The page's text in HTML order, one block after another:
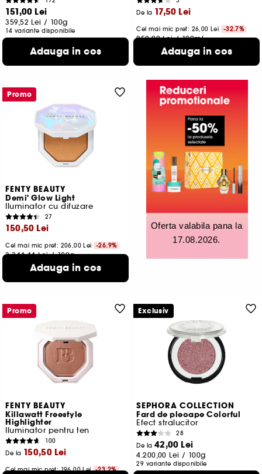
151,00 Lei
359,52 Lei / 100g
14 variante disponibile
Adauga in cos
De la 17,50 Lei
Cel mai mic pret: 26,00 Lei -32.7%
250,00 Lei /100ml
36 variante disponibile
Adauga in cos
FENTY BEAUTY
Demi' Glow Light
Iluminator cu difuzare
27
150,50 Lei
Cel mai mic pret: 206,00 Lei -26.9%
3.344,44 Lei /100g
4 variante disponibile
Adauga in cos
Promo
Oferta valabila pana la
17.08.2026.
FENTY BEAUTY
Killawatt Freestyle
Highlighter
Iluminator pentru ten
100
De la 150,50 Lei
Cel mai mic pret:196,00 Lei -23.2%
Promo
SEPHORA COLLECTION
Fard de pleoape Colorful
Efect stralucitor
28
De la 42,00 Lei
4.200,00 Lei / 100g
29 variante disponibile
Exclusiv